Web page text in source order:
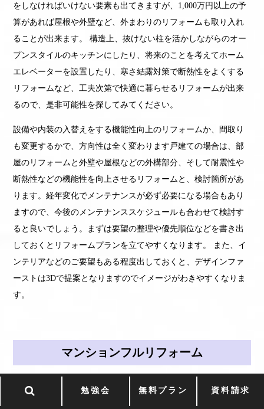
勉強会 無料プラン 資料請求
をしなければいけない要素も出てきますが、1,000万円以上の予
算があれば屋根や外壁など、外まわりのリフォームも取り入れ
ることが出来ます。 構造上、抜けない柱を活かしながらのオー
プンスタイルのキッチンにしたり、将来のことを考えてホーム
エレベーターを設置したり、寒さ結露対策で断熱性をよくする
リフォームなど、工夫次第で快適に暮らせるリフォームが出来
るので、是非可能性を探してみてください。
設備や内装の入替えをする機能性向上のリフォームか、間取り
も変更するかで、方向性は全く変わります戸建ての場合は、部
屋のリフォームと外壁や屋根などの外構部分、そして耐震性や
断熱性などの機能性を向上させるリフォームと、検討箇所があ
ります。経年変化でメンテナンスが必ず必要になる場合もあり
ますので、今後のメンテナンススケジュールも合わせて検討す
ると良いでしょう。まずは要望の整理や優先順位などを書き出
しておくとリフォームプランを立てやすくなります。 また、イ
ンテリアなどのご要望もある程度出しておくと、デザインファ
ーストは3Dで提案となりますのでイメージがわきやすくなりま
す。
マンションフルリフォーム
マンションリフォームでは、間取りを変えずに設備機器を最新